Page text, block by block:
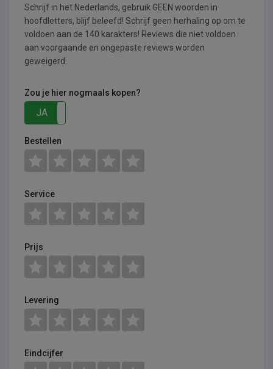
Schrijf in het Nederlands, gebruik GEEN woorden in
hoofdletters, blijf beleefd! Schrijf geen herhaling op om te
voldoen aan de 140 karakters! Reviews die niet voldoen
aan voorgaande en ongepaste reviews worden
geweigerd.
Zou je hier nogmaals kopen?
JA
Bestellen
Service
Prijs
Levering
Eindcijfer